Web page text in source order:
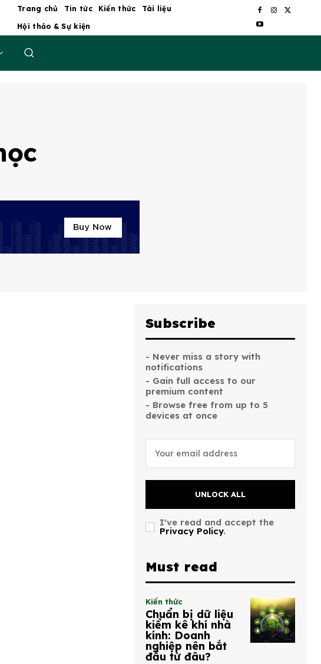
Trang chủ Tin tức Kiến thức
Tài liệu
Hội thảo & Sự kiện
Subscribe
- Never miss a story with
notifications
- Gain full access to our
premium content
- Browse free from up to 5
devices at once
UNLOCK ALL
I've read and accept the
Privacy Policy.
Must read
Kiến thức
Chuẩn bị dữ liệu
kiểm kê khí nhà
kính: Doanh
nghiệp nên bắt
đầu từ đâu?